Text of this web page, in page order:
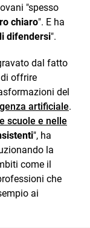
"spesso
chiaro". E ha
difendersi".
dal fatto
offrire
del
artificiale.
scuole e nelle
", ha
la
come il
che
ai